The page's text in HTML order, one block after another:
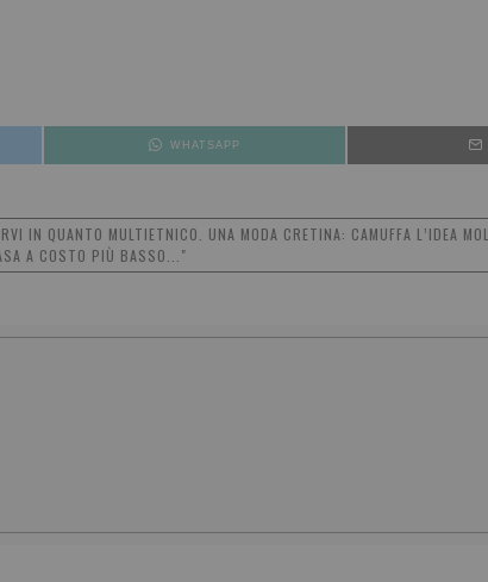
WHATSAPP
IN QUANTO MULTIETNICO. UNA MODA CRETINA: CAMUFFA L’IDEA
A COSTO PIÙ BASSO..."